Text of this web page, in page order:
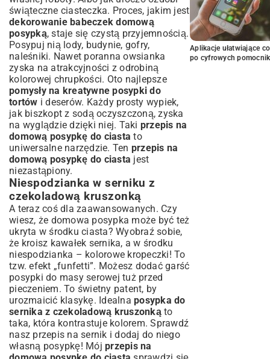
świąteczne ciasteczka. Proces, jakim jest
dekorowanie babeczek domową
posypką, staje się czystą przyjemnością.
Posypuj nią lody, budynie, gofry,
naleśniki. Nawet poranna owsianka
zyska na atrakcyjności z odrobiną
kolorowej chrupkości. Oto najlepsze
pomysły na kreatywne posypki do
tortów i deserów. Każdy prosty wypiek,
jak biszkopt z sodą oczyszczoną, zyska
na wyglądzie dzięki niej. Taki przepis na
domową posypkę do ciasta to
uniwersalne narzędzie. Ten przepis na
domową posypkę do ciasta jest
niezastąpiony.
Niespodzianka w serniku z
czekoladową kruszonką
A teraz coś dla zaawansowanych. Czy
wiesz, że domowa posypka może być też
ukryta w środku ciasta? Wyobraź sobie,
że kroisz kawałek sernika, a w środku
niespodzianka – kolorowe kropeczki! To
tzw. efekt „funfetti”. Możesz dodać garść
posypki do masy serowej tuż przed
pieczeniem. To świetny patent, by
urozmaicić klasykę. Idealna posypka do
sernika z czekoladową kruszonkąto
taka, która kontrastuje kolorem. Sprawdź
nasz przepis na sernik i dodaj do niego
własną posypkę! Mój przepis na
Aplikacje ułatwiające
po cyfrowych